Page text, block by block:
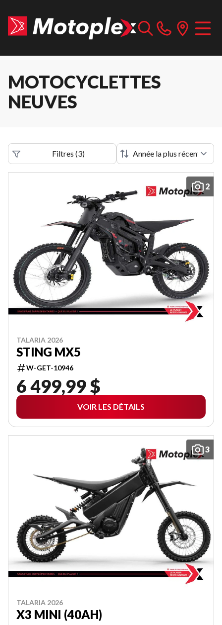
MOTOCYCLETTES
NEUVES
Filtres (3)
2
TALARIA 2026
STING MX5
W-GET-10946
6 499,99 $
VOIR LES DÉTAILS
3
TALARIA 2026
X3 MINI (40AH)